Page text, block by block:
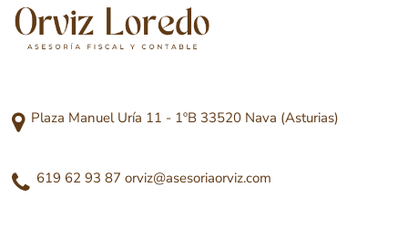
Plaza Manuel Uría 11 - 1ºB 33520 Nava (Asturias)
619 62 93 87 orviz@asesoriaorviz.com